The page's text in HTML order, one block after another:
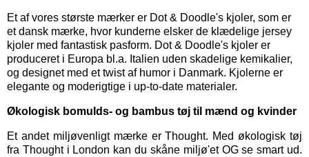
Et af vores største mærker er Dot & Doodle's kjoler, som er
et dansk mærke, hvor kunderne elsker de klædelige jersey
kjoler med fantastisk pasform. Dot & Doodle's kjoler er
produceret i Europa bl.a. Italien uden skadelige kemikalier,
og designet med et twist af humor i Danmark. Kjolerne er
elegante og moderigtige i up-to-date materialer.
Økologisk bomulds- og bambus tøj til mænd og kvinder
Et andet miljøvenligt mærke erThought. Med økologisk tøj
fra Thought i London kan du skåne miljø'et OG se smart ud.